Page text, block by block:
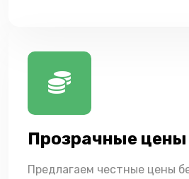
Прозрачные цены
Предлагаем честные цены